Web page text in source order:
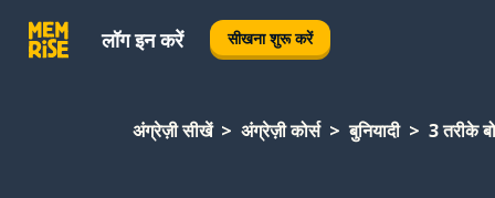
लॉग इन करें सीखना शुरू करें
अंग्रेज़ी सीखें अंग्रेज़ी कोर्स बुनियादी 3 तरीके